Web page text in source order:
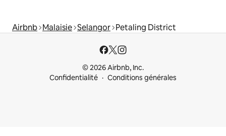
Airbnb Malaisie Selangor Petaling District
© 2026 Airbnb, Inc.
Confidentialité
Conditions générales